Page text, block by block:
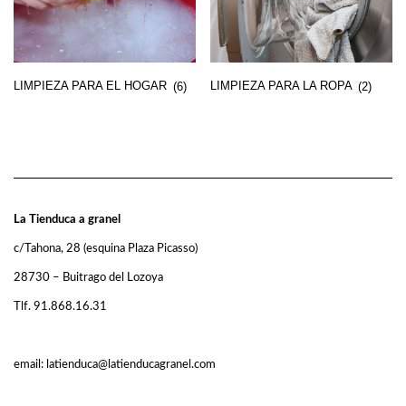
LIMPIEZA PARA EL HOGAR (6) LIMPIEZA PARA LA ROPA (2)
La Tienduca a granel
c/Tahona, 28 (esquina Plaza Picasso)
28730 – Buitrago del Lozoya
Tlf. 91.868.16.31
email: latienduca@latienducagranel.com